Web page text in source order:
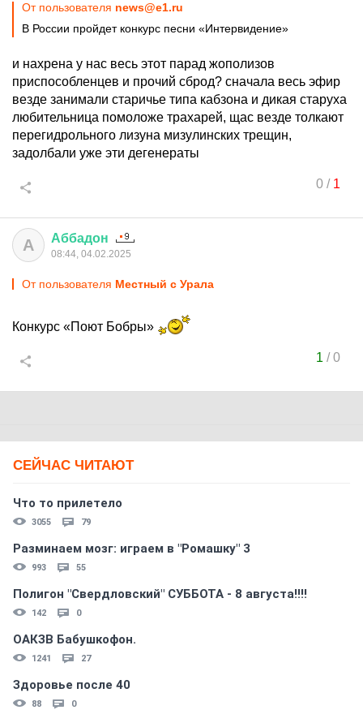
От пользователя news@e1.ru
В России пройдет конкурс песни «Интервидение»
и нахрена у нас весь этот парад жополизов
приспособленцев и прочий сброд? сначала весь эфир
везде занимали старичье типа кабзона и дикая старуха
любительница помоложе трахарей, щас везде толкают
перегидрольного лизуна мизулинских трещин,
задолбали уже эти дегенераты
0/ 1
А Аббадон
08:44, 04.02.2025
От пользователя Местный с Урала
Конкурс «Поют Бобры»
1 /0
СЕЙЧАС ЧИТАЮТ
Что то прилетело
3055 79
Разминаем мозг: играем в "Ромашку" 3
993 55
Полигон "Свердловский" СУББОТА - 8 августа!!!!
142 0
ОАКЗВ Бабушкофон.
1241 27
Здоровье после 40
88 0